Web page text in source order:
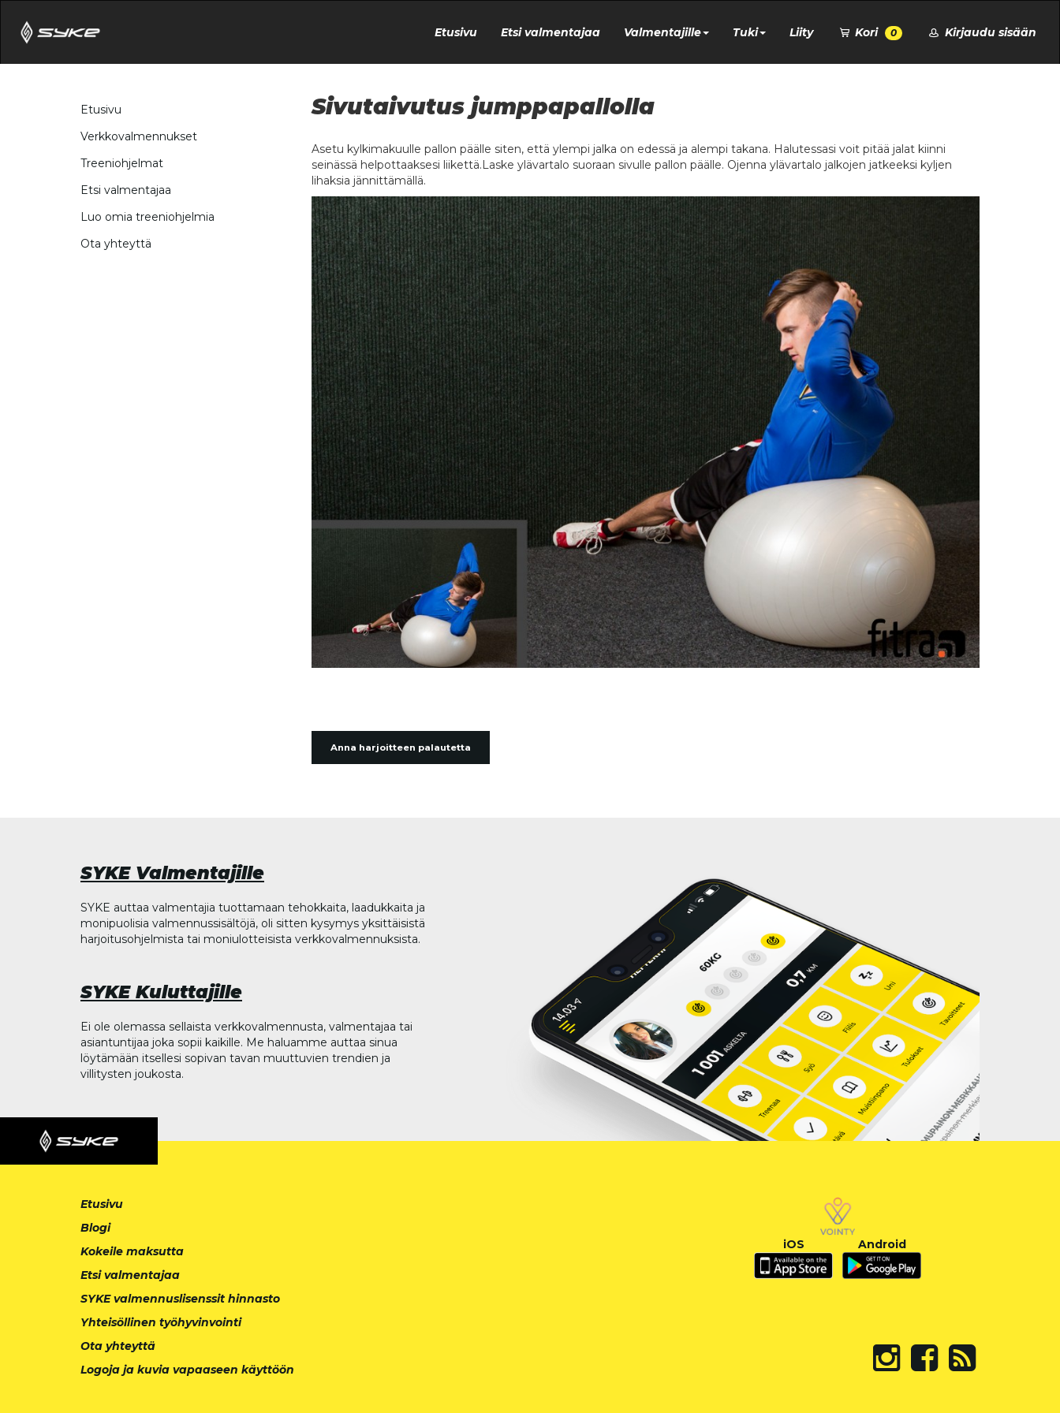
Etusivu Etsi valmentajaa Valmentajille Tuki Liity Kori 0 Kirjaudu sisään
Etusivu
Verkkovalmennukset
Treeniohjelmat
Etsi valmentajaa
Luo omia treeniohjelmia
Ota yhteyttä
Sivutaivutus jumppapallolla
Asetu kylkimakuulle pallon päälle siten, että ylempi jalka on edessä ja alempi takana. Halutessasi voit pitää jalat kiinni
seinässä helpottaaksesi liikettä.Laske ylävartalo suoraan sivulle pallon päälle. Ojenna ylävartalo jalkojen jatkeeksi kyljen
lihaksia jännittämällä.
Anna harjoitteen palautetta
SYKE Valmentajille
SYKE auttaa valmentajia tuottamaan tehokkaita, laadukkaita ja
monipuolisia valmennussisältöjä, oli sitten kysymys yksittäisistä
harjoitusohjelmista tai moniulotteisista verkkovalmennuksista.
SYKE Kuluttajille
Ei ole olemassa sellaista verkkovalmennusta, valmentajaa tai
asiantuntijaa joka sopii kaikille. Me haluamme auttaa sinua
löytämään itsellesi sopivan tavan muuttuvien trendien ja
villitysten joukosta.
Etusivu
Blogi
Kokeile maksutta
Etsi valmentajaa
SYKE valmennuslisenssit hinnasto
Yhteisöllinen työhyvinvointi
Ota yhteyttä
Logoja ja kuvia vapaaseen käyttöön
iOS Android